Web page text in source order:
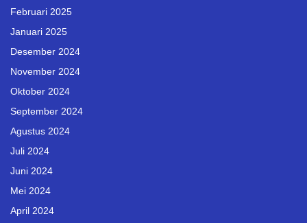
Februari 2025
Januari 2025
Desember 2024
November 2024
Oktober 2024
September 2024
Agustus 2024
Juli 2024
Juni 2024
Mei 2024
April 2024